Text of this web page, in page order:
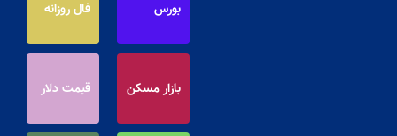
بورس فال روزانه
بازار مسکن قیمت دلار